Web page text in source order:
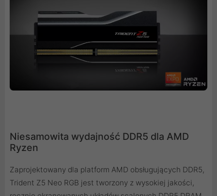
Niesamowita wydajność DDR5 dla AMD
Ryzen
Zaprojektowany dla platform AMD obsługujących DDR5,
Trident Z5 Neo RGB jest tworzony z wysokiej jakości,